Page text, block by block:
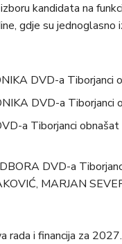
kandidata na
gdje su jednoglasno
DVD-a Tiborjanci
DVD-a Tiborjanci
a Tiborjanci obnašat
DVD-a
MARJAN
rada i financija za